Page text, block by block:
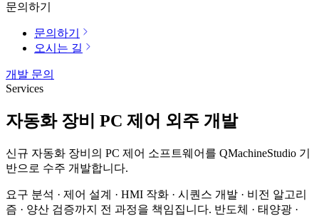
문의하기
문의하기
오시는 길
개발 문의
Services
자동화 장비 PC 제어 외주 개발
신규 자동화 장비의 PC 제어 소프트웨어를 QMachineStudio 기
반으로 수주 개발합니다.
요구 분석 · 제어 설계 · HMI 작화 · 시퀀스 개발 · 비전 알고리
즘 · 양산 검증까지 전 과정을 책임집니다. 반도체 · 태양광 ·